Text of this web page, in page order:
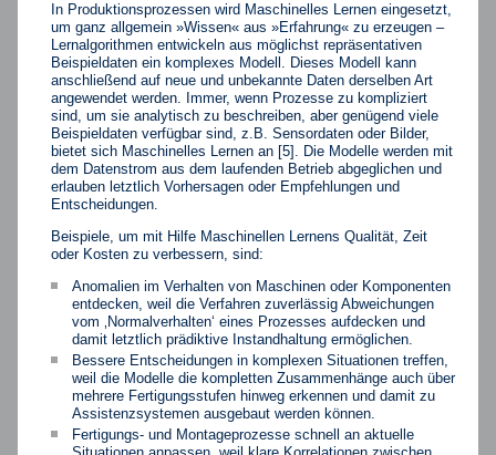
In Produktionsprozessen wird Maschinelles Lernen eingesetzt,
um ganz allgemein »Wissen« aus »Erfahrung« zu erzeugen –
Lernalgorithmen entwickeln aus möglichst repräsentativen
Beispieldaten ein komplexes Modell. Dieses Modell kann
anschließend auf neue und unbekannte Daten derselben Art
angewendet werden. Immer, wenn Prozesse zu kompliziert
sind, um sie analytisch zu beschreiben, aber genügend viele
Beispieldaten verfügbar sind, z.B. Sensordaten oder Bilder,
bietet sich Maschinelles Lernen an [5]. Die Modelle werden mit
dem Datenstrom aus dem laufenden Betrieb abgeglichen und
erlauben letztlich Vorhersagen oder Empfehlungen und
Entscheidungen.
Beispiele, um mit Hilfe Maschinellen Lernens Qualität, Zeit
oder Kosten zu verbessern, sind:
Anomalien im Verhalten von Maschinen oder Komponenten
entdecken, weil die Verfahren zuverlässig Abweichungen
vom ‚Normalverhalten‘ eines Prozesses aufdecken und
damit letztlich prädiktive Instandhaltung ermöglichen.
Bessere Entscheidungen in komplexen Situationen treffen,
weil die Modelle die kompletten Zusammenhänge auch über
mehrere Fertigungsstufen hinweg erkennen und damit zu
Assistenzsystemen ausgebaut werden können.
Fertigungs- und Montageprozesse schnell an aktuelle